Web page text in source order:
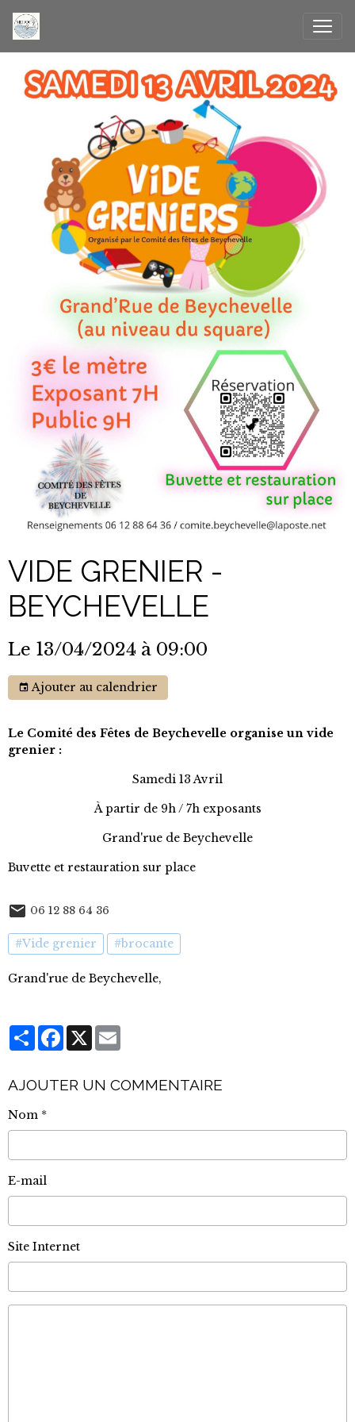
VIDE GRENIER -
BEYCHEVELLE
Le 13/04/2024 à 09:00
Ajouter au calendrier
Le Comité des Fêtes de Beychevelle organise un vide
grenier :
Samedi 13 Avril
À partir de 9h / 7h exposants
Grand'rue de Beychevelle
Buvette et restauration sur place
06 12 88 64 36
#Vide grenier #brocante
Grand'rue de Beychevelle,
PartagerFacebook
X
AJOUTER UN COMMENTAIRE
Nom
E-mail
Site Internet